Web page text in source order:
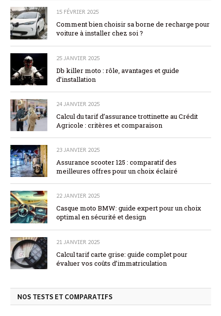
15 FÉVRIER 2025
Comment bien choisir sa borne de recharge pour
voiture à installer chez soi ?
25 JANVIER 2025
Db killer moto : rôle, avantages et guide
d’installation
24 JANVIER 2025
Calcul du tarif d’assurance trottinette au Crédit
Agricole : critères et comparaison
23 JANVIER 2025
Assurance scooter 125 : comparatif des
meilleures offres pour un choix éclairé
22 JANVIER 2025
Casque moto BMW: guide expert pour un choix
optimal en sécurité et design
21 JANVIER 2025
Calcul tarif carte grise: guide complet pour
évaluer vos coûts d’immatriculation
NOS TESTS ET COMPARATIFS